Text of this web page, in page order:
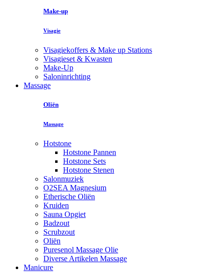
Make-up
Visagie
Visagiekoffers & Make up Stations
Visagieset & Kwasten
Make-Up
Saloninrichting
Massage
Oliën
Massage
Hotstone
Hotstone Pannen
Hotstone Sets
Hotstone Stenen
Salonmuziek
O2SEA Magnesium
Etherische Oliën
Kruiden
Sauna Opgiet
Badzout
Scrubzout
Oliën
Puresenol Massage Olie
Diverse Artikelen Massage
Manicure